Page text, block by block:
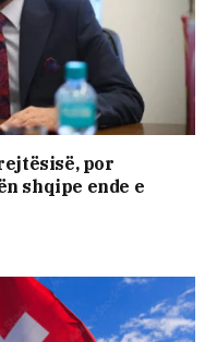
por
shqipe ende e